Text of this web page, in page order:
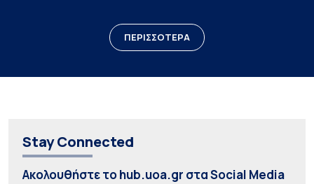
ΠΕΡΙΣΣΟΤΕΡΑ
Stay Connected
Ακολουθήστε το hub.uoa.gr στα Social Media